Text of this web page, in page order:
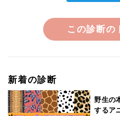
この診断の
新着の診断
野生の
するア